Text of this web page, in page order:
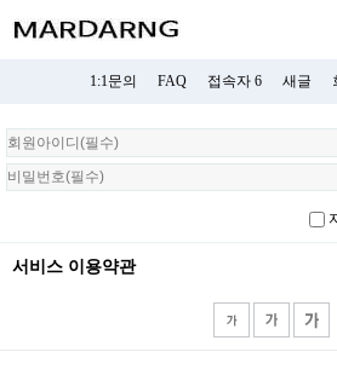
1:1문의 FAQ 접속자 6 새글
회
원
로
서비스 이용약관